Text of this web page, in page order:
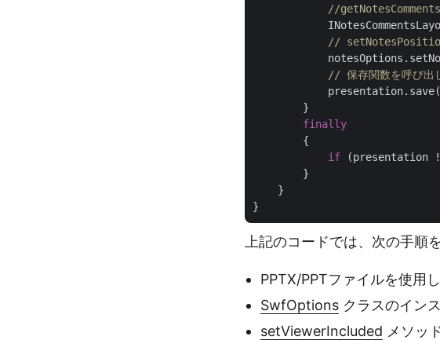
//
// setNotesPosition
// 保存関数を呼び出
        }
finally
        {
if (presentation
        }
    }
上記のコードでは、次の手順
PPTX/PPTファイルを使用
SwfOptions クラスのイン
setViewerIncluded メソッ